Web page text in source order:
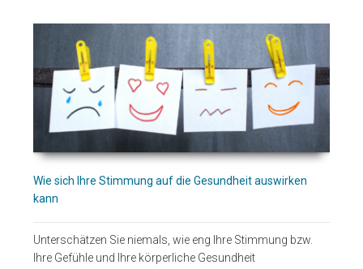
Wie sich Ihre Stimmung auf die Gesundheit auswirken
kann
Unterschätzen Sie niemals, wie eng Ihre Stimmung bzw.
Ihre Gefühle und Ihre körperliche Gesundheit